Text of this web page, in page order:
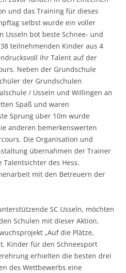
und das Training für dieses
selbst wurde ein voller
Usseln bot beste Schnee- und
teilnehmenden Kinder aus 4
ihr Talent auf der
Neben der Grundschule
der Grundschulen
/ Usseln und Willingen an
Spaß und waren
Sprung über 10m wurde
anderen bemerkenswerten
Die Organisation und
übernahmen der Trainer
Talentsichter des Hess.
mit den Betreuern der
SC Usseln, möchten
Schulen mit dieser Aktion,
„Auf die Plätze,
Kinder für den Schneesport
erhielten die besten drei
des Wettbewerbs eine